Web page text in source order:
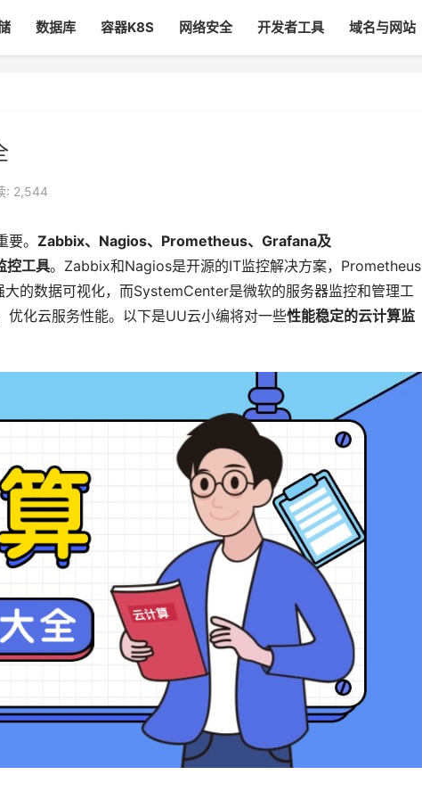
数据库 容器K8S 网络安全 开发者工具 域名与网站
: 2,544
。 Zabbix、Nagios、Prometheus、Grafana及
控工具。Zabbix和Nagios是开源的IT监控解决方案，Prometheus
的数据可视化，而SystemCenter是微软的服务器监控和管理工
化云服务性能。以下是UU云小编将对一些性能稳定的云计算监